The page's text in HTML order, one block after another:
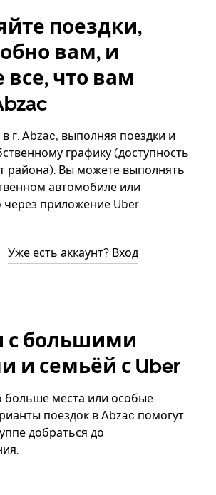
поездки,
вам, и
все, что вам
г. Abzac, выполняя поездки и
графику (доступность
района). Вы можете выполнять
автомобиле или
через приложение Uber.
Уже есть аккаунт? Вход
с большими
и семьёй с Uber
больше места или особые
поездок в Abzac помогут
добраться до